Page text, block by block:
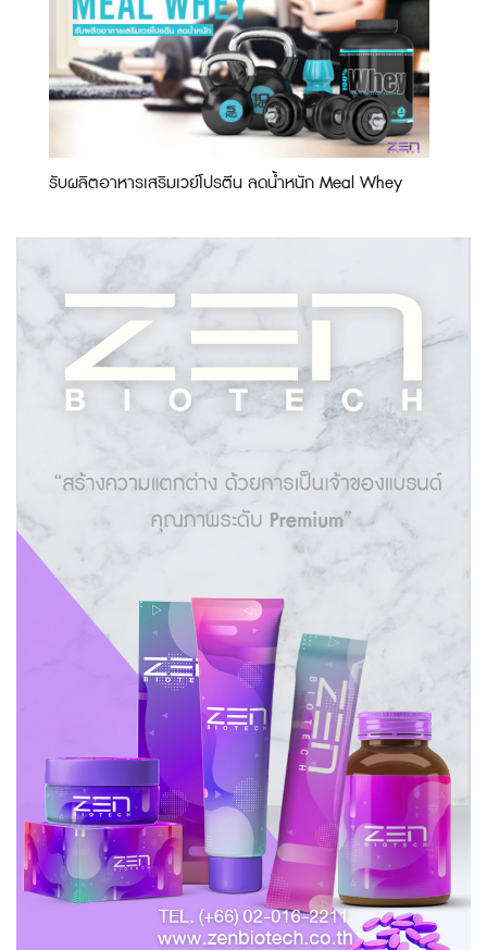
รับผลิตอาหารเสริมเวย์โปรตีน ลดน้ำหนัก Meal Whey